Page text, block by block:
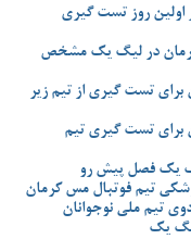
روز تست گیری
کرمان در لیگ یک مشخص
برای تست گیری از تیم زیر
برای تست گیری تیم
یک فصل پیش رو
تیم فوتبال مس کرمان
تیم ملی نوجوانان
یک